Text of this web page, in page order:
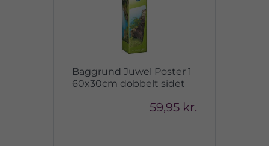
Baggrund Juwel Poster 1
60x30cm dobbelt sidet
59,95 kr.